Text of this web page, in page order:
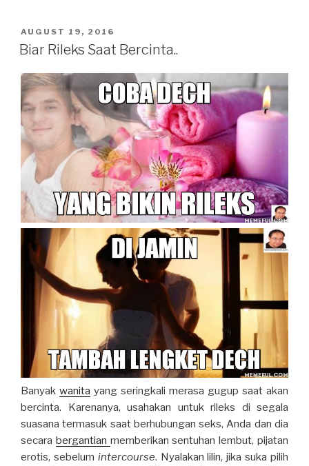
POSTED
ON
AUGUST 19, 2016
Biar Rileks Saat Bercinta..
Banyak wanita yang seringkali merasa gugup saat akan
bercinta. Karenanya, usahakan untuk rileks di segala
suasana termasuk saat berhubungan seks, Anda dan dia
secara bergantian memberikan sentuhan lembut, pijatan
erotis, sebelum intercourse. Nyalakan lilin, jika suka pilih